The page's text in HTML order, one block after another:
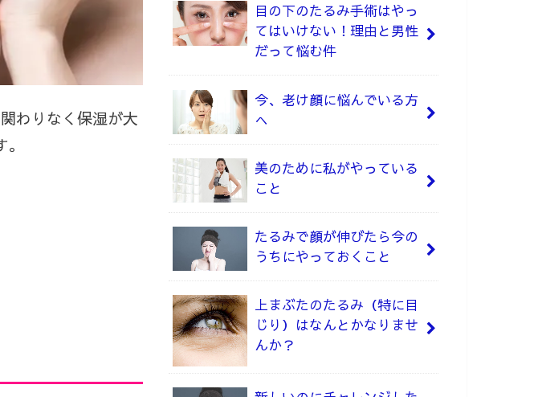
わりなく保湿が大
目の下のたるみ手術はやっ
てはいけない！理由と男性
だって悩む件
今、老け顔に悩んでいる方
へ
美のために私がやっている
こと
たるみで顔が伸びたら今の
うちにやっておくこと
上まぶたのたるみ（特に目
じり）はなんとかなりませ
んか？